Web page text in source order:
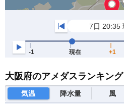
大阪府のアメダスランキング
気温 降水量 風